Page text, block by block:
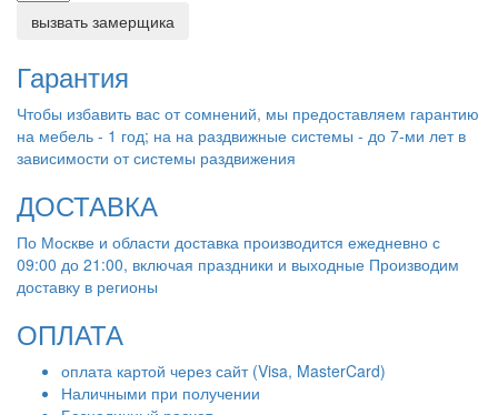
вызвать замерщика
Гарантия
Чтобы избавить вас от сомнений, мы предоставляем гарантию
на мебель - 1 год; на на раздвижные системы - до 7-ми лет в
зависимости от системы раздвижения
ДОСТАВКА
По Москве и области доставка производится ежедневно с
09:00 до 21:00, включая праздники и выходные Производим
доставку в регионы
ОПЛАТА
оплата картой через сайт (Visa, MasterCard)
Наличными при получении